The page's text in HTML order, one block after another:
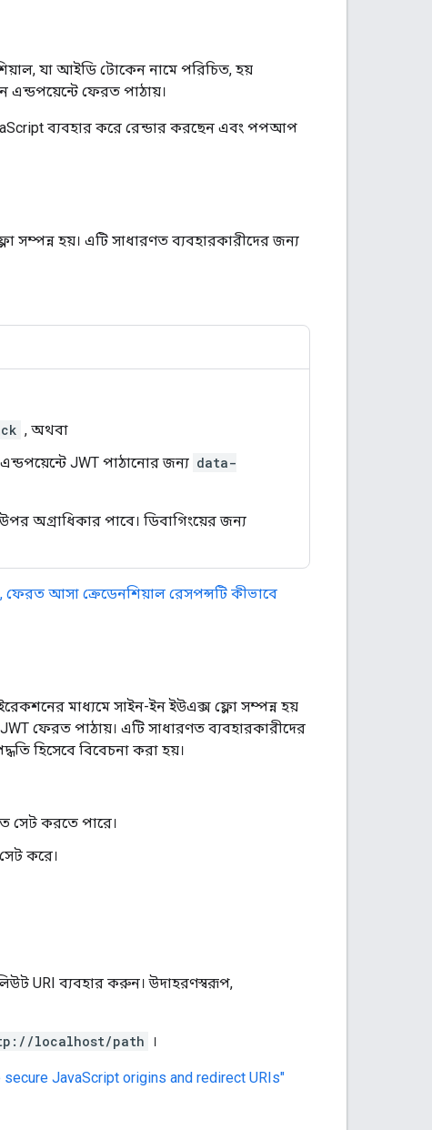
যা আইডি টোকেন নামে পরিচিত, হয়
এন্ডপয়েন্টে ফেরত পাঠায়।
ব্যবহার করে রেন্ডার করছেন এবং পপআপ
হয়। এটি সাধারণত ব্যবহারকারীদের জন্য
, অথবা
JWT পাঠানোর জন্য data-
অগ্রাধিকার পাবে। ডিবাগিংয়ের জন্য
, ফেরত আসা ক্রেডেনশিয়াল রেসপন্সটি কীভাবে
মাধ্যমে সাইন-ইন ইউএক্স ফ্লো সম্পন্ন হয়
ফেরত পাঠায়। এটি সাধারণত ব্যবহারকারীদের
হিসেবে বিবেচনা করা হয়।
সেট করতে পারে।
করে।
URI ব্যবহার করুন। উদাহরণস্বরূপ,
localhost/path ।
secure JavaScript origins and redirect URIs"